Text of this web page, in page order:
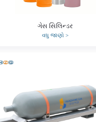
ગેસ સિલિન્ડર
વધુ જાણો>